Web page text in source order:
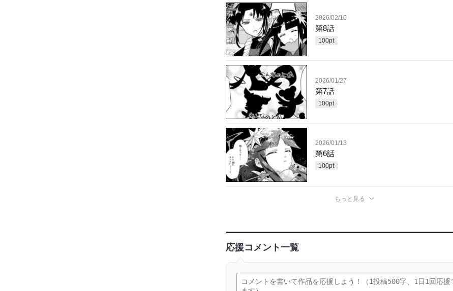
2026/02/10
第8話
100pt
2026/01/27
第7話
100pt
2026/01/13
第6話
100pt
もっと見る
応援コメント一覧